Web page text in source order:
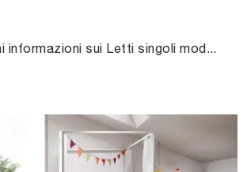
Clicca e ottieni informazioni sui Letti singoli moderni di Nidi! Il modello Nuk in tessuto ti attende.